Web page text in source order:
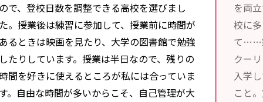
で、登校日数を調整できる高校を選びまし
。授業後は練習に参加して、授業前に時間が
るときは映画を見たり、大学の図書館で勉強
たりしています。授業は半日なので、残りの
間を好きに使えるところが私には合っていま
。自由な時間が多いからこそ、自己管理が大
を両
校に
て……
クー
入学
こと